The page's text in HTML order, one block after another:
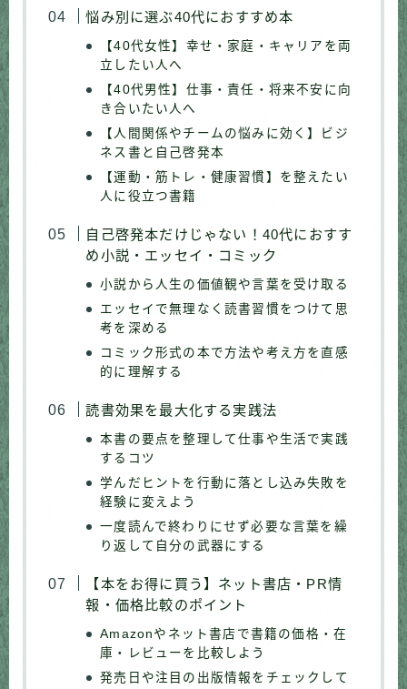
悩み別に選ぶ40代におすすめ本
【40代女性】幸せ・家庭・キャリアを両
立したい人へ
【40代男性】仕事・責任・将来不安に向
き合いたい人へ
【人間関係やチームの悩みに効く】ビジ
ネス書と自己啓発本
【運動・筋トレ・健康習慣】を整えたい
人に役立つ書籍
自己啓発本だけじゃない！40代におすす
め小説・エッセイ・コミック
小説から人生の価値観や言葉を受け取る
エッセイで無理なく読書習慣をつけて思
考を深める
コミック形式の本で方法や考え方を直感
的に理解する
読書効果を最大化する実践法
本書の要点を整理して仕事や生活で実践
するコツ
学んだヒントを行動に落とし込み失敗を
経験に変えよう
一度読んで終わりにせず必要な言葉を繰
り返して自分の武器にする
【本をお得に買う】ネット書店・PR情
報・価格比較のポイント
Amazonやネット書店で書籍の価格・在
庫・レビューを比較しよう
発売日や注目の出版情報をチェックして